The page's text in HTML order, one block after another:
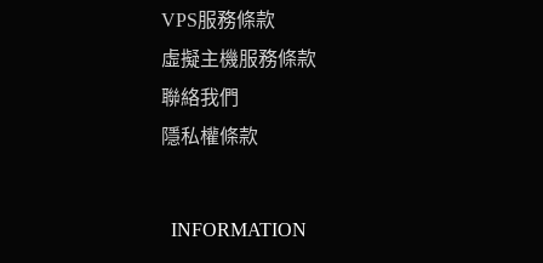
VPS服務條款
虛擬主機服務條款
聯絡我們
隱私權條款
INFORMATION